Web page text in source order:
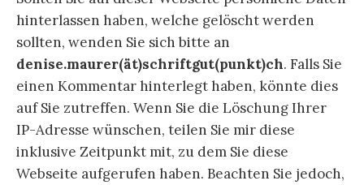
hinterlassen haben, welche gelöscht werden
sollten, wenden Sie sich bitte an
denise.maurer(ät)schriftgut(punkt)ch. Falls Sie
einen Kommentar hinterlegt haben, könnte dies
auf Sie zutreffen. Wenn Sie die Löschung Ihrer
IP-Adresse wünschen, teilen Sie mir diese
inklusive Zeitpunkt mit, zu dem Sie diese
Webseite aufgerufen haben. Beachten Sie jedoch,